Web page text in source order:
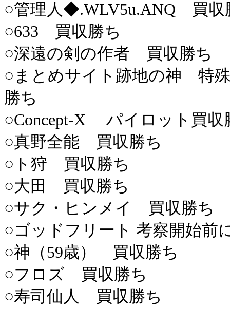
○管理人◆.WLV5u.ANQ 買収
○633 買収勝ち
○深遠の剣の作者 買収勝ち
○まとめサイト跡地の神 特
勝ち
○Concept-X パイロット買収
○真野全能 買収勝ち
○ト狩 買収勝ち
○大田 買収勝ち
○サク・ヒンメイ 買収勝ち
○ゴッドフリート 考察開始前
○神（59歳） 買収勝ち
○フロズ 買収勝ち
○寿司仙人 買収勝ち